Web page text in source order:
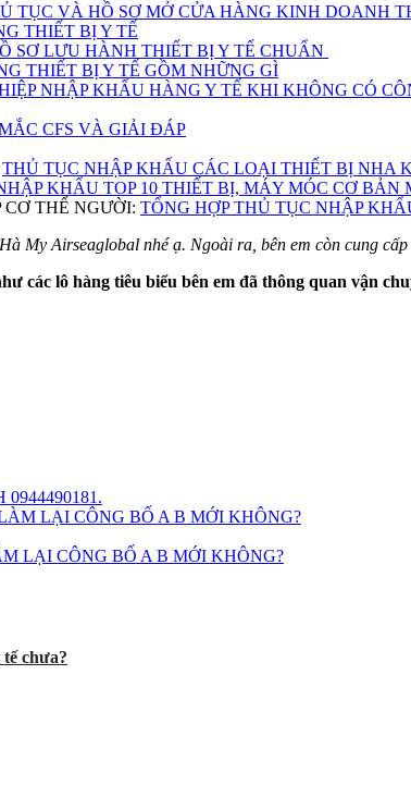
TỤC VÀ HỒ SƠ MỞ CỬA HÀNG KINH DOANH
THIẾT BỊ Y TẾ
SƠ LƯU HÀNH THIẾT BỊ Y TẾ CHUẨN
THIẾT BỊ Y TẾ GỒM NHỮNG GÌ
NHẬP KHẨU HÀNG Y TẾ KHI KHÔNG CÓ
CFS VÀ GIẢI ĐÁP
THỦ TỤC NHẬP KHẨU CÁC LOẠI THIẾT BỊ NHA
KHẨU TOP 10 THIẾT BỊ, MÁY MÓC CƠ BẢN
THỂ NGƯỜI: TỔNG HỢP THỦ TỤC NHẬP
My Airseaglobal nhé ạ. Ngoài ra, bên em còn cung
các lô hàng tiêu biểu bên em đã thông quan vận
LẠI CÔNG BỐ A B MỚI KHÔNG?
chưa?